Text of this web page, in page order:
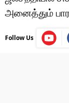
அனைத்தும்
Follow Us